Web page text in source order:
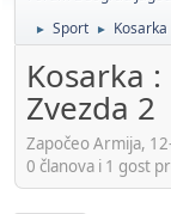
► Sport ►
Kosarka
Zvezda 2
Započeo Armija,
0 članova i 1 gost